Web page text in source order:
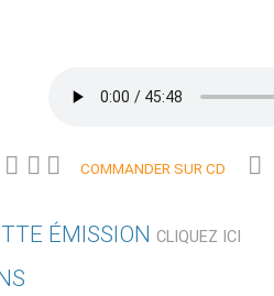
COMMANDER SUR CD
ÉMISSION CLIQUEZ ICI